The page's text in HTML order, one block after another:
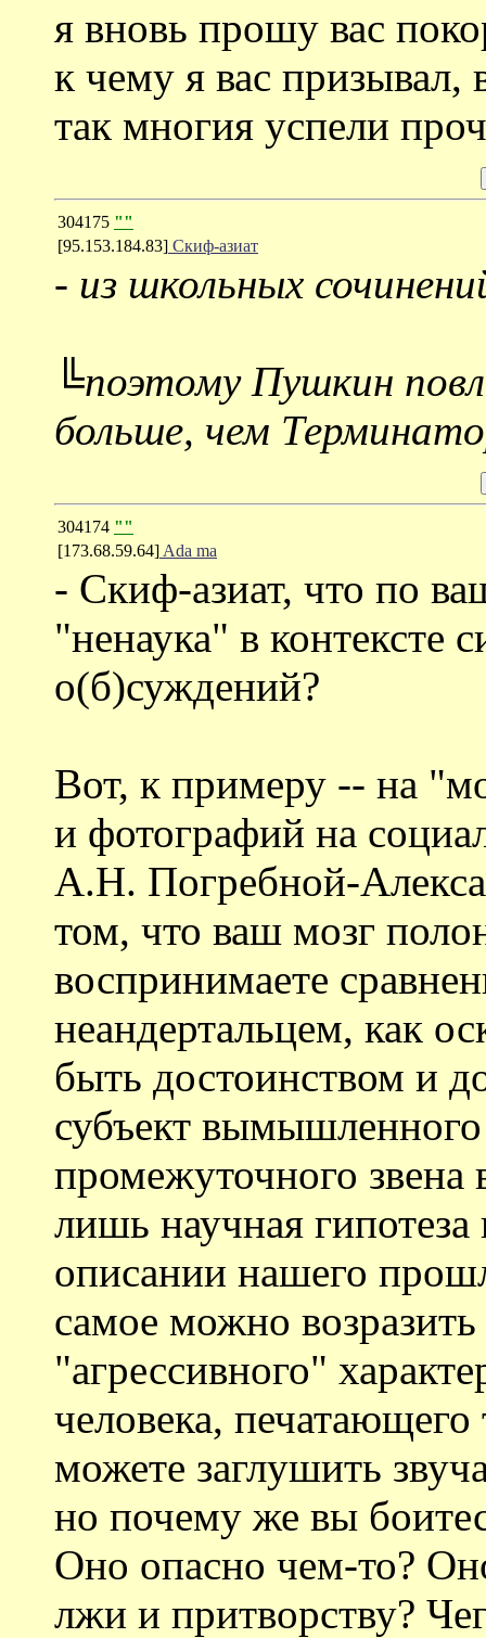
я вновь прошу вас
к чему я вас призывал,
так многия успели
304175 ""
[95.153.184.83] Скиф-азиат
- из школьных
╚поэтому Пушкин
больше, чем
304174 ""
[173.68.59.64] Ada ma
- Скиф-азиат, что по
"ненаука" в контексте
о(б)суждений?
Вот, к примеру -- на
и фотографий на
А.Н. Погребной-
том, что ваш мозг
воспринимаете
неандертальцем, как
быть достоинством и
субъект
промежуточного звена
лишь научная
описании нашего
самое можно
"агрессивного"
человека,
можете заглушить
но почему же вы
Оно опасно чем-то?
лжи и притворству?